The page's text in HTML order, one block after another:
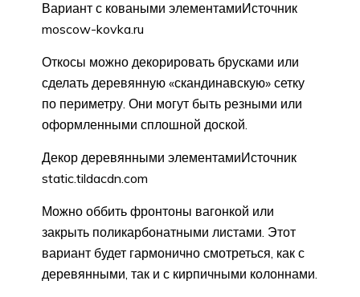
Вариант с коваными элементамиИсточник
moscow-kovka.ru
Откосы можно декорировать брусками или
сделать деревянную «скандинавскую» сетку
по периметру. Они могут быть резными или
оформленными сплошной доской.
Декор деревянными элементамиИсточник
static.tildacdn.com
Можно оббить фронтоны вагонкой или
закрыть поликарбонатными листами. Этот
вариант будет гармонично смотреться, как с
деревянными, так и с кирпичными колоннами.